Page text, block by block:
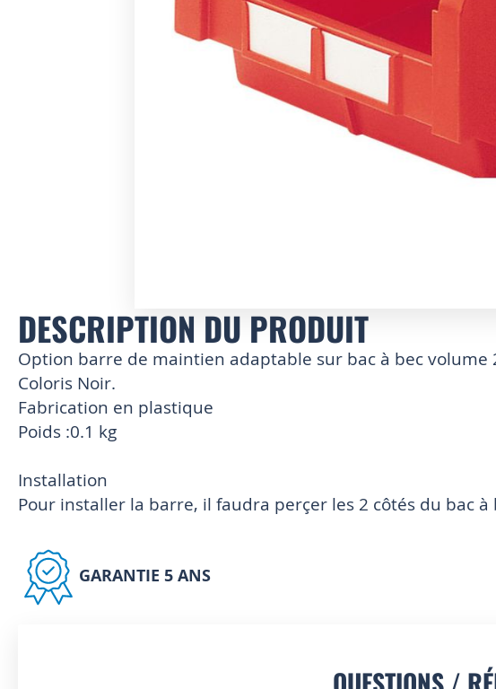
Skip
the
beginning
of
the
images
gallery
DESCRIPTION DU PRODUIT
Option barre de maintien adaptable sur bac à bec volume
Coloris Noir.
Fabrication en plastique
Poids :0.1 kg
Installation
Pour installer la barre, il faudra perçer les 2 côtés du bac
GARANTIE 5 ANS